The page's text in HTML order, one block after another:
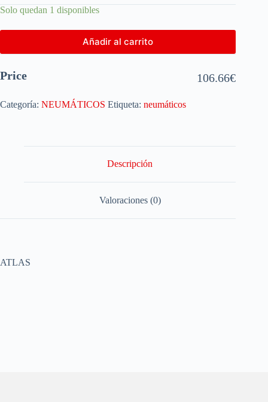
Solo quedan 1 disponibles
Añadir al carrito
Price 106.66€
Categoría: NEUMÁTICOS Etiqueta: neumáticos
Descripción
Valoraciones (0)
ATLAS